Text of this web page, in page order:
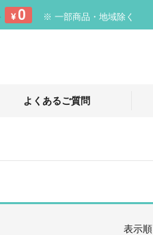
¥ 0 ※ 一部商品・地域除く
よくあるご質問
表示順